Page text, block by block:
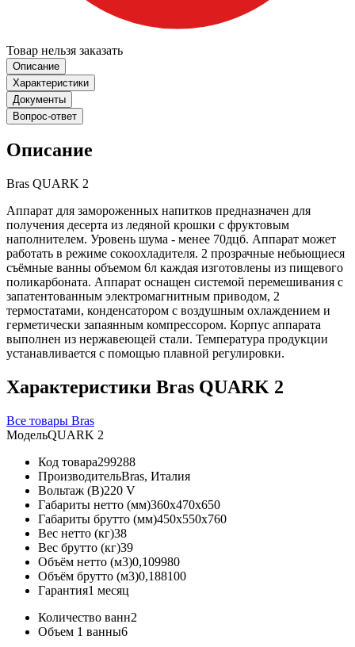
Товар нельзя заказать
Описание
Характеристики
Документы
Вопрос-ответ
Описание
Bras QUARK 2
Аппарат для замороженных напитков предназначен для
получения десерта из ледяной крошки с фруктовым
наполнителем. Уровень шума - менее 70дцб. Аппарат может
работать в режиме сокоохладителя. 2 прозрачные небьющиеся
съёмные ванны объемом 6л каждая изготовлены из пищевого
поликарбоната. Аппарат оснащен системой перемешивания с
запатентованным электромагнитным приводом, 2
термостатами, конденсатором с воздушным охлаждением и
герметически запаянным компрессором. Корпус аппарата
выполнен из нержавеющей стали. Температура продукции
устанавливается с помощью плавной регулировки.
Характеристики Bras QUARK 2
Все товары Bras
МодельQUARK 2
Код товара299288
ПроизводительBras, Италия
Вольтаж (В)220 V
Габариты нетто (мм)360x470x650
Габариты брутто (мм)450x550x760
Вес нетто (кг)38
Вес брутто (кг)39
Объём нетто (м3)0,109980
Объём брутто (м3)0,188100
Гарантия1 месяц
Количество ванн2
Объем 1 ванны6